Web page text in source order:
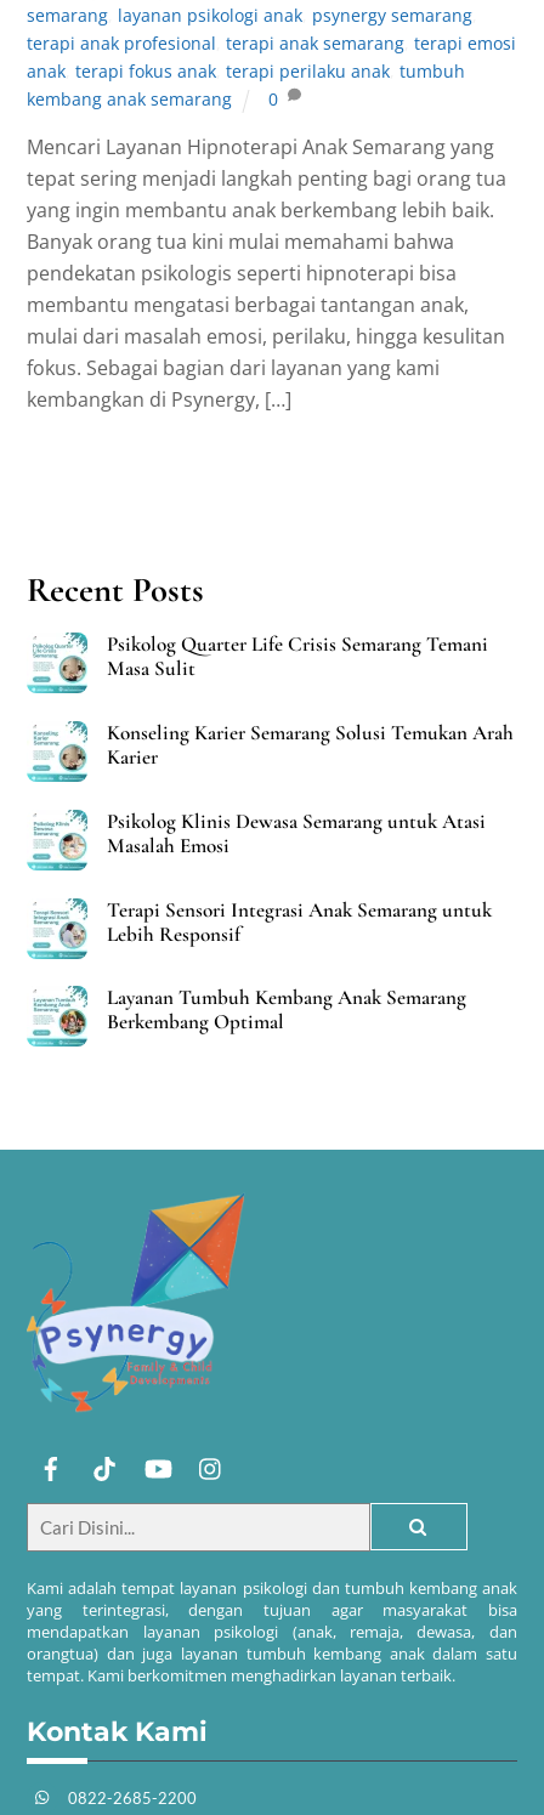
semarang layanan psikologi anak psynergy semarang
terapi anak profesional ,terapi anak semarang ,terapi emosi
anak ,terapi fokus anak ,terapi perilaku anak ,tumbuh
kembang anak semarang
0
Mencari Layanan Hipnoterapi Anak Semarang yang
tepat sering menjadi langkah penting bagi orang tua
yang ingin membantu anak berkembang lebih baik.
Banyak orang tua kini mulai memahami bahwa
pendekatan psikologis seperti hipnoterapi bisa
membantu mengatasi berbagai tantangan anak,
mulai dari masalah emosi, perilaku, hingga kesulitan
fokus. Sebagai bagian dari layanan yang kami
kembangkan di Psynergy, […]
Recent Posts
Psikolog Quarter Life Crisis Semarang Temani
Masa Sulit
Konseling Karier Semarang Solusi Temukan Arah
Karier
Psikolog Klinis Dewasa Semarang untuk Atasi
Masalah Emosi
Terapi Sensori Integrasi Anak Semarang untuk
Lebih Responsif
Layanan Tumbuh Kembang Anak Semarang
Berkembang Optimal
Kami adalah tempat layanan psikologi dan tumbuh kembang anak
yang terintegrasi, dengan tujuan agar masyarakat bisa
mendapatkan layanan psikologi (anak, remaja, dewasa, dan
orangtua) dan juga layanan tumbuh kembang anak dalam satu
tempat. Kami berkomitmen menghadirkan layanan terbaik.
Kontak Kami
0822-2685-2200